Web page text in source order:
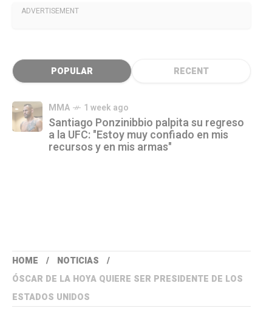
ADVERTISEMENT
POPULAR RECENT
MMA 1 week ago
Santiago Ponzinibbio palpita su regreso
a la UFC: "Estoy muy confiado en mis
recursos y en mis armas"
HOME
NOTICIAS
ÓSCAR DE LA HOYA QUIERE SER PRESIDENTE DE LOS
ESTADOS UNIDOS